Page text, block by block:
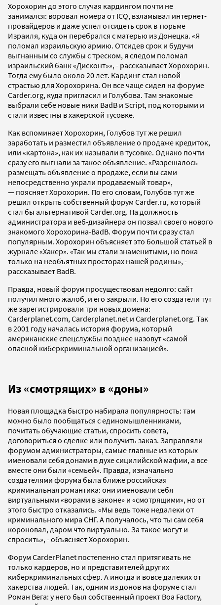
Хорохорин до этого случая кардингом почти не
занимался: воровал номера от ICQ, взламывал интернет-
провайдеров и даже успел отсидеть срок в тюрьме
Израиля, куда он перебрался с матерью из Донецка. «Я
поломал израильскую армию. Отсидев срок и будучи
выгнанным со службы с треском, я следом поломал
израильский банк «Дисконт»», - рассказывает Хорохорин.
Тогда ему было около 20 лет. Кардинг стал новой
страстью для Хорохорина. Он все чаще сидел на форуме
Carder.org, куда пригласил и Голубова. Там знакомые
выбрали себе новые ники BadB и Script, под которыми и
стали известны в хакерской тусовке.
Как вспоминает Хорохорин, Голубов тут же решил
заработать и разместил объявление о продаже кредиток,
или «картона», как их называли в тусовке. Однако почти
сразу его выгнали за такое объявление. «Разрешалось
размещать объявление о продаже, если вы сами
непосредственно украли продаваемый товар»,
— поясняет Хорохорин. По его словам, Голубов тут же
решил открыть собственный форум Carder.ru, который
стал бы альтернативой Carder.org. На должность
администратора и веб-дизайнера он позвал своего нового
знакомого Хорохорина-BadB. Форум почти сразу стал
популярным. Хорохорин объясняет это большой статьей в
журнале «Хакер». «Так мы стали знаменитыми, но пока
только на необъятных просторах нашей родины», -
рассказывает BadB.
Правда, новый форум просуществовал недолго: сайт
получил много жалоб, и его закрыли. Но его создатели тут
же зарегистрировали три новых домена:
Carderplanet.com, Carderplanet.net и Carderplanet.org. Так
в 2001 году началась история форума, который
американские спецслужбы позднее назовут «самой
опасной киберкриминальной организацией».
Из «смотрящих» в «доны»
Новая площадка быстро набирала популярность: там
можно было пообщаться с единомышленниками,
почитать обучающие статьи, спросить совета,
договориться о сделке или получить заказ. Заправляли
форумом администраторы, самые главные из которых
именовали себя донами в духе сицилийской мафии, а все
вместе они были «семьей». Правда, изначально
создателями форума была ближе российская
криминальная романтика: они именовали себя
виртуальными «ворами в законе» и «смотрящими», но от
этого быстро отказались. «Мы ведь тоже недалеки от
криминального мира СНГ. А получалось, что ты сам себя
короновал, даром что виртуально. За такое могут и
спросить», - объясняет Хорохорин.
Форум CarderРlanet постепенно стал притягивать не
только кардеров, но и представителей других
киберкриминальных сфер. А иногда и вовсе далеких от
хакерства людей. Так, одним из донов на форуме стал
Роман Вега: у него был собственный проект Boa Factory,